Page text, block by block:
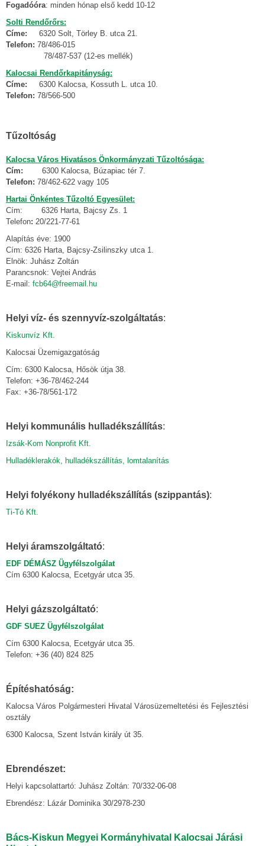
Fogadóóra: minden hónap első kedd 10-12
Solti Rendőrőrs:
Címe: 6320 Solt, Törley B. utca 21.
Telefon: 78/486-015
78/487-537 (12-es mellék)
Kalocsai Rendőrkapitányság:
Címe: 6300 Kalocsa, Kossuth L. utca 10.
Telefon: 78/566-500
Tűzoltóság
Kalocsa Város Hivatásos Önkormányzati Tűzoltósága:
Cím: 6300 Kalocsa, Búzapiac tér 7.
Telefon: 78/462-622 vagy 105
Hartai Önkéntes Tűzoltó Egyesület:
Cím: 6326 Harta, Bajcsy Zs. 1
Telefon: 20/221-77-61
Alapítás éve: 1900
Cím: 6326 Harta, Bajcsy-Zsilinszky utca 1.
Elnök: Juhász Zoltán
Parancsnok: Vejtei András
E-mail: fcb64@freemail.hu
Helyi víz- és szennyvíz-szolgáltatás:
Kiskunvíz Kft.
Kalocsai Üzemigazgatóság
Cím: 6300 Kalocsa, Hősök útja 38.
Telefon: +36-78/462-244
Fax: +36-78/561-172
Helyi kommunális hulladékszállítás:
Izsák-Kom Nonprofit Kft.
Hulladéklerakók, hulladékszállítás, lomtalanítás
Helyi folyékony hulladékszállítás (szippantás):
Ti-Tó Kft.
Helyi áramszolgáltató:
EDF DÉMÁSZ Ügyfélszolgálat
Cím 6300 Kalocsa, Ecetgyár utca 35.
Helyi gázszolgáltató:
GDF SUEZ Ügyfélszolgálat
Cím 6300 Kalocsa, Ecetgyár utca 35.
Telefon: +36 (40) 824 825
Építéshatóság:
Kalocsa Város Polgármesteri Hivatal Városüzemeltetési és Fejlesztési
osztály
6300 Kalocsa, Szent István király út 35.
Ebrendészet:
Helyi kapcsolattartó: Juhász Zoltán: 70/332-06-08
Ebrendész: Lázár Dominika 30/2978-230
Bács-Kiskun Megyei Kormányhivatal Kalocsai Járási